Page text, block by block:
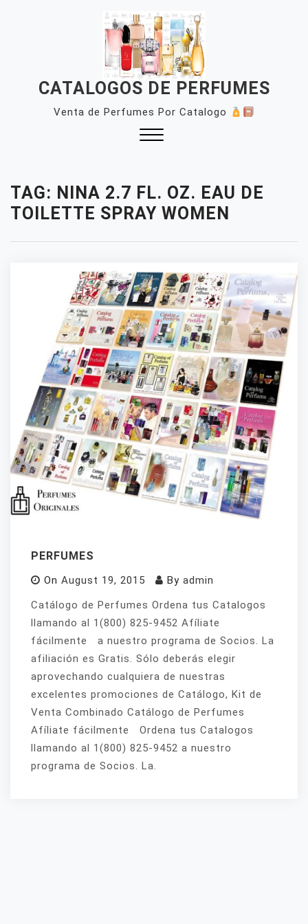
CATALOGOS DE PERFUMES
Venta de Perfumes Por Catalogo
TAG: NINA 2.7 FL. OZ. EAU DE
TOILETTE SPRAY WOMEN
PERFUMES
On August 19, 2015 By admin
Catálogo de Perfumes Ordena tus Catalogos
llamando al 1(800) 825-9452 Afíliate
fácilmente a nuestro programa de Socios. La
afiliación es Gratis. Sólo deberás elegir
aprovechando cualquiera de nuestras
excelentes promociones de Catálogo, Kit de
Venta Combinado Catálogo de Perfumes
Afíliate fácilmente Ordena tus Catalogos
llamando al 1(800) 825-9452 a nuestro
programa de Socios. La.